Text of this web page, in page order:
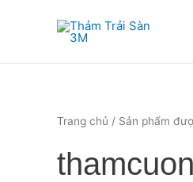
dung
Trang chủ / Sản phẩm